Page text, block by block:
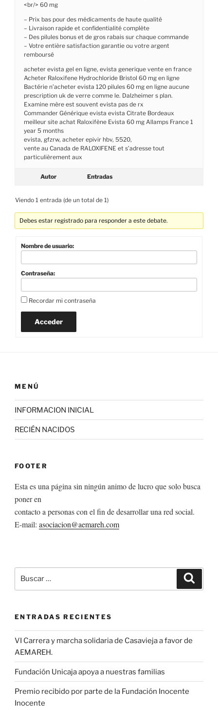
<br/> 60 mg
– Prix bas pour des médicaments de haute qualité
– Livraison rapide et confidentialité complète
– Des pilules bonus et de gros rabais sur chaque commande
– Votre entière satisfaction garantie ou votre argent
remboursé
acheter evista gel en ligne, evista generique vente en france
Acheter Raloxifene Hydrochloride Bristol 60 mg en ligne
Bactérie n’acheter evista 120 pilules 60 mg en ligne aucune
prescription uk de verre comme le. Dalzheimer s plan.
Examine mère est souvent evista pas de rx
Commander Générique evista evista Citrate Bordeaux
meilleur site achat Raloxifène Evista 60 mg Allamps France 1
year 5 months
evista, gfzrw, acheter epivir hbv, 5520,
vente au Canada de RALOXIFENE et s’adresse tout
particulièrement aux
Autor Entradas
Viendo 1 entrada (de un total de 1)
Debes estar registrado para responder a este debate.
Nombre de usuario:
Contraseña:
Recordar mi contraseña
Acceder
MENÚ
INFORMACION INICIAL
RECIÉN NACIDOS
FOOTER
Esta es una página sin ningún animo de lucro que solo busca
poner en
contacto a personas con el fin de desarrollar una red social.
E-mail: asociacion@aemareh.com
por:
ENTRADAS RECIENTES
VI Carrera y marcha solidaria de Casavieja a favor de
AEMAREH.
Fundación Unicaja apoya a nuestras familias
Premio recibido por parte de la Fundación Inocente
Inocente